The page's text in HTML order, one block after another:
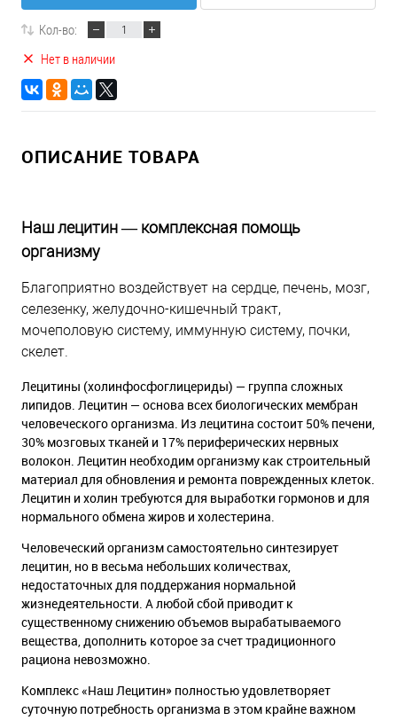
Кол-во:
Нет в наличии
ОПИСАНИЕ ТОВАРА
Наш лецитин — комплексная помощь
организму
Благоприятно воздействует на сердце, печень, мозг,
селезенку, желудочно-кишечный тракт,
мочеполовую систему, иммунную систему, почки,
скелет.
Лецитины (холинфосфоглицериды) — группа сложных
липидов. Лецитин — основа всех биологических мембран
человеческого организма. Из лецитина состоит 50% печени,
30% мозговых тканей и 17% периферических нервных
волокон. Лецитин необходим организму как строительный
материал для обновления и ремонта поврежденных клеток.
Лецитин и холин требуются для выработки гормонов и для
нормального обмена жиров и холестерина.
Человеческий организм самостоятельно синтезирует
лецитин, но в весьма небольших количествах,
недостаточных для поддержания нормальной
жизнедеятельности. А любой сбой приводит к
существенному снижению объемов вырабатываемого
вещества, дополнить которое за счет традиционного
рациона невозможно.
Комплекс «Наш Лецитин» полностью удовлетворяет
суточную потребность организма в этом крайне важном